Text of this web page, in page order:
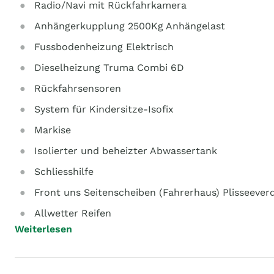
Radio/Navi mit Rückfahrkamera
Anhängerkupplung 2500Kg Anhängelast
Fussbodenheizung Elektrisch
Dieselheizung Truma Combi 6D
Rückfahrsensoren
System für Kindersitze-Isofix
Markise
Isolierter und beheizter Abwassertank
Schliesshilfe
Front uns Seitenscheiben (Fahrerhaus)
Allwetter Reifen
Weiterlesen